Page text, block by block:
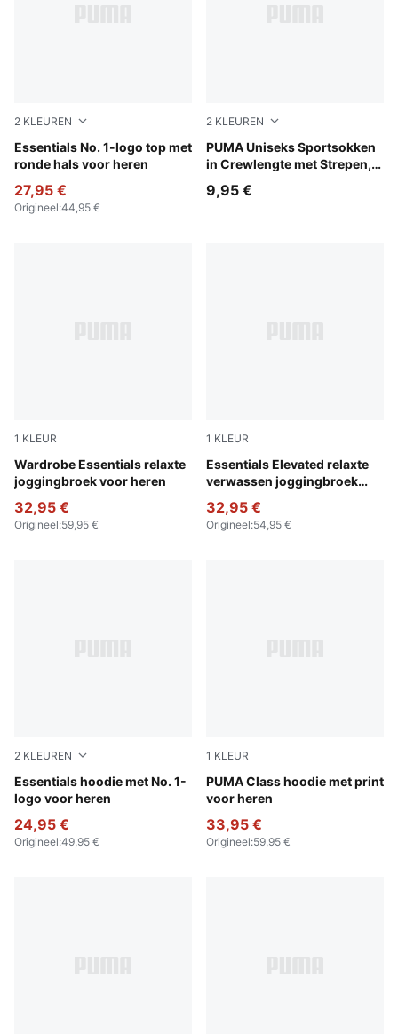
2 KLEUREN
Essentials No. 1-logo top met
ronde hals voor heren
Puma Black
27,95 €
Origineel:44,95 €
2 KLEUREN
PUMA Uniseks Sportsokken
in Crewlengte met Strepen,
black
9,95 €
1 KLEUR
Wardrobe Essentials relaxte
joggingbroek voor heren
Puma Black
32,95 €
Origineel:59,95 €
1 KLEUR
Essentials Elevated relaxte
verwassen joggingbroek
Puma Black
32,95 €
Origineel:54,95 €
2 KLEUREN
Essentials hoodie met No. 1-
logo voor heren
Puma Black
24,95 €
Origineel:49,95 €
1 KLEUR
PUMA Class hoodie met print
voor heren
Puma Black
33,95 €
Origineel:59,95 €